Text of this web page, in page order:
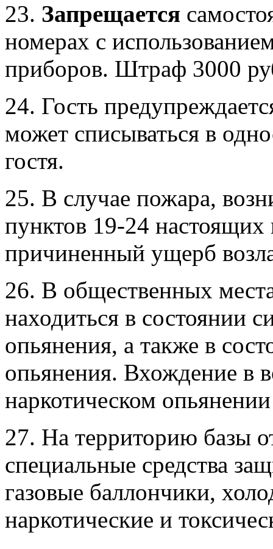
23. Запрещается
номерах с
приборов. Штраф 3000
24. Гость
может списываться в
гостя.
25. В случае пожара,
пунктов 19-24 настоящих
причиненный ущерб
26. В общественных
находиться в состоянии
опьянения, а также в
опьянения. Вхождение в
наркотическом
27. На территорию базы
специальные средства
газовые баллончики,
наркотические и